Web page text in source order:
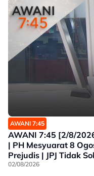
AWANI 7:45
AWANI 7:45 [2/8/
| PH Mesyuarat 8
Prejudis | JPJ Tidak
02/08/2026